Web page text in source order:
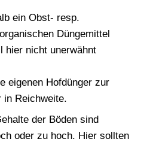
ein Obst- resp.
Düngemittel
hier nicht unerwähnt
eigenen Hofdünger zur
in Reichweite.
der Böden sind
oder zu hoch. Hier sollten